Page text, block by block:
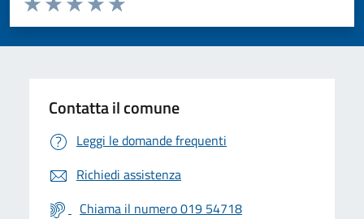
Valuta 5 stelle su 5
Valuta 4 stelle su 5
Valuta 3 stelle su 5
Valuta 2 stelle su 5
Valuta 1 stelle su 5
Contatta il comune
Leggi le domande frequenti
Richiedi assistenza
Chiama il numero 019 54718